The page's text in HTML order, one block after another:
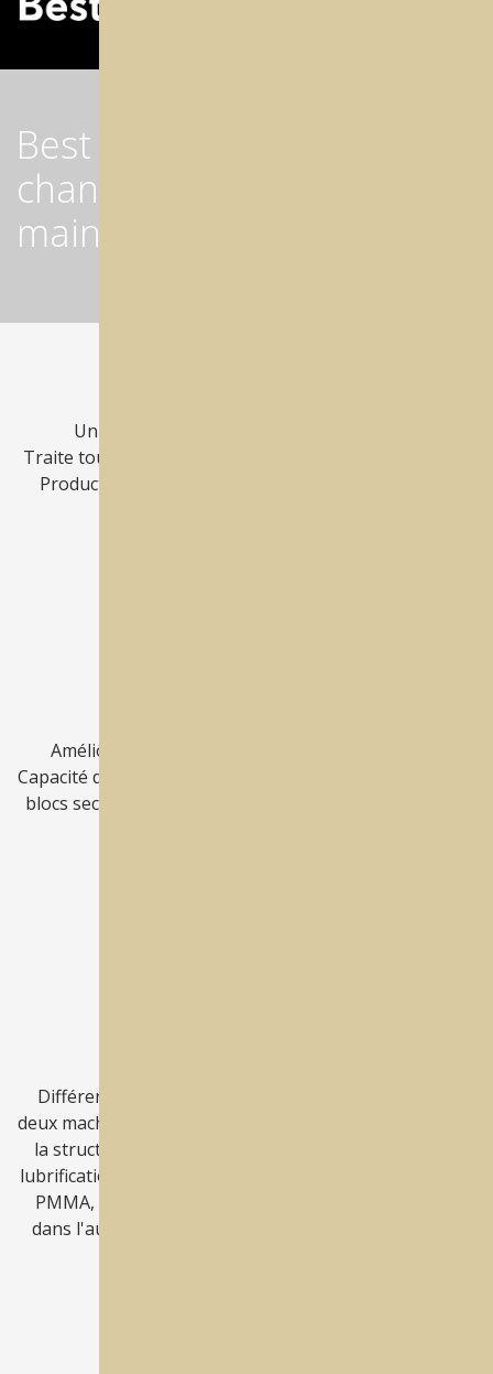
Best Mill® : le
changement, c'est
maintenant.
Un résultat parfait sur toutes les surfaces
Traite tous les matériaux avec une puissance de 3,7kw
Production ininterrompue avec une capacité de 24
Améliore le rendement grâce à l'automatisation
Capacité de 15 blocs avec changement automatique des
blocs secs ou humides préparation automatique pour
Différenciez les usinages secs et humides dans vos
deux machines; tout revient sous votre contrôle grâce à
la structure d’assemblage unique. Vous usinez sous
lubrification dans une machine: les blocs céramiques, le
PMMA, le CrCo ou le titane, et vous produisez à sec
dans l'autre machine la zircone, le PMMA, le CrCo, la